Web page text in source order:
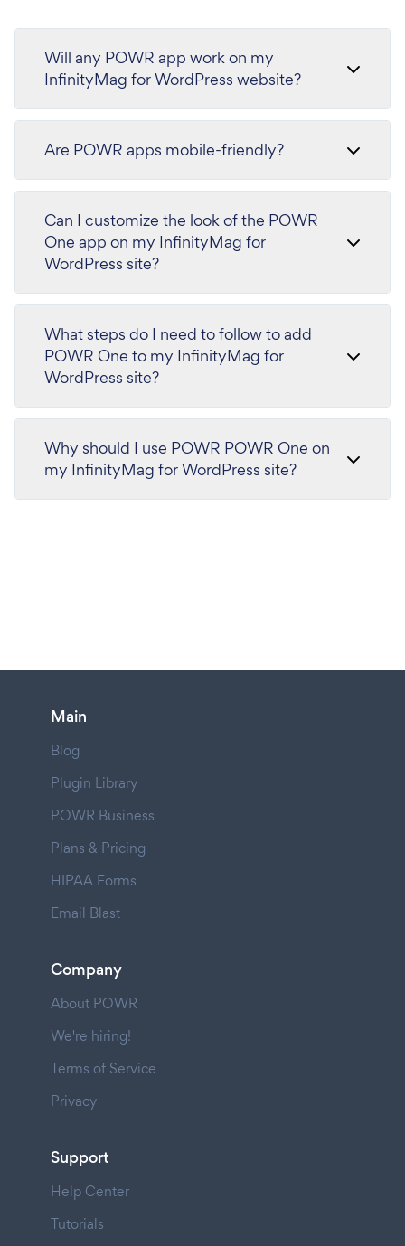
Will any POWR app work on my
InfinityMag for WordPress website?
Are POWR apps mobile-friendly?
Can I customize the look of the POWR
One app on my InfinityMag for
WordPress site?
What steps do I need to follow to add
POWR One to my InfinityMag for
WordPress site?
Why should I use POWR POWR One on
my InfinityMag for WordPress site?
Main
Blog
Plugin Library
POWR Business
Plans & Pricing
HIPAA Forms
Email Blast
Company
About POWR
We're hiring!
Terms of Service
Privacy
Support
Help Center
Tutorials